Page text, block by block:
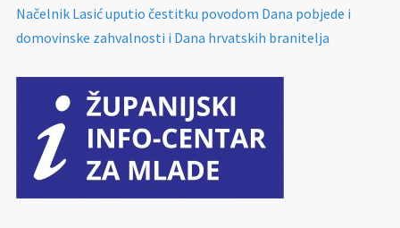
Načelnik Lasić uputio čestitku povodom Dana pobjede i
domovinske zahvalnosti i Dana hrvatskih branitelja